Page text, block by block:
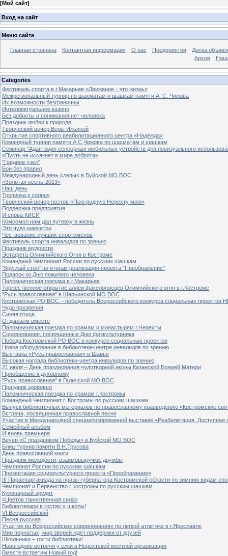
[Мой сайт]
Вход на сайт
Меню сайта
Главная страница Контактная информация О нас Предприятия
Доска
Архив
Categories
Фестиваль спорта в г.Макарьев «Движение - это жизнь»
Межрегиональный турнир по шахматам и шашкам памяти А. С. Чижова
Их возможности безграничны
Интеллектуальное казино
Без доброты и понимания нет человека
Праздник любви к природе
Творческий вечер Веры Ильиной
Открытие спортивного реабилитационного центра «Надежда»
Командный турнир памяти А.С.Чижова по шахматам и шашкам
Семинар "Адаптация сенсорных мобильных устройств для невизуального
«Пусть не иссякнет в мире доброта»
"Гордиев узел"
Бои без правил
Международный день слепых в Буйской МО ВОС
«Золотая осень-2013»
Наш день
Тропинка к солнцу
Творческий вечер поэтов «Пою родную Нерехту мою»
Поддержка предприятия
И снова КИСИ
Комсомол нам дал путевку в жизнь
Это чудо маркетри
Чествование лучших спортсменов
Фестиваль спорта инвалидов по зрению
Праздник мудрости
Эстафета Олимпийского Огня в Костроме
Командный Чемпионат России по русским шашкам
"Круглый стол" по итогам реализации проекта "Преображение"
Подарок ко Дню пожилого человека
Паломническая поездка в г.Макарьев
Торжественное открытие аллеи факелоносцев Олимпийского огня в г.Костроме
"Русь православная" в Шарьинской МО ВОС
Костромская РО ВОС – победитель Всероссийского конкурса социальных проектов
Чудо прозрения
Синяя птица
Отдыхаем вместе
Паломническая поездка по храмам и монастырям г.Нерехты
Соревнования, посвященные Дню физкультурника
Победа Костромской РО ВОС в конкурсе социальных проектов
Новое оборудование в библиотеке-центре инвалидов по зрению
Выставка «Русь православная» в Шарье
Высокая награда библиотеки-центра инвалидов по зрению
21 июля – День празднования чудотворной иконы Казанской Божией Матери
Приобщение к духовному
"Русь православная" в Галичской МО ВОС
Праздник здоровья
Паломническая поездка по храмам г.Костромы
Командный Чемпионат г. Костромы по русским шашкам
Выпуск библиотечных материалов по православному краеведению «Костромские
Встреча, посвященная православной песне
Участие в Международной специализированной выставке «Реабилитация. Доступная
Семейный альбом
И вновь премьера
Вечер «С праздником Победы» в Буйской МО ВОС
Блиц-турнир памяти В.Н.Трусова
День православной книги
Праздник молодости, взаимовыручки, дружбы
Чемпионат России по русским шашкам
Презентация социокультурного проекта «Преображение»
III Параспартакиада на призы губернатора Костромской области по зимним видам
Чемпионат и Первенство г.Костромы по русским шашкам
Кулинарный эрудит
«Цветов таинственная сила»
Библиотекари в гостях у школы!
VI Всероссийский
Песня русская
Участие во Всероссийских соревнованиях по легкой атлетике в г.Ярославле
Мир пернатых, мир зверей ждёт поддержки от друзей
Школьники – гости библиотеки!
Новогодние встречи у ёлки в Нерехтской местной организации
Вместе встретим Новый год!